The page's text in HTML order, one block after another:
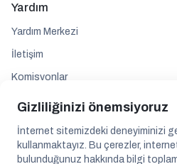
Yardım
Yardım Merkezi
İletişim
Komisyonlar
Takip edin
Gizliliğinizi önemsiyoruz
İnternet sitemizdeki deneyiminizi
kullanmaktayız. Bu çerezler,
bulunduğunuz hakkında bilgi